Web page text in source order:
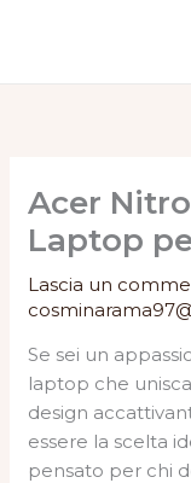
Acer
Laptop
Lascia un
Se sei un
laptop che
design
essere la scelta
pensato per chi